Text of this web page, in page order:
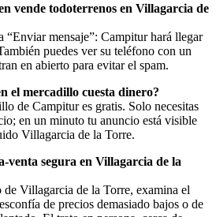
vende todoterrenos en Villagarcia de
“Enviar mensaje”: Campitur hará llegar
puedes ver su teléfono con un
en abierto para evitar el spam.
el mercadillo cuesta dinero?
de Campitur es gratis. Solo necesitas
en un minuto tu anuncio está visible
Villagarcia de la Torre.
venta segura en Villagarcia de la
Villagarcia de la Torre, examina el
de precios demasiado bajos o de